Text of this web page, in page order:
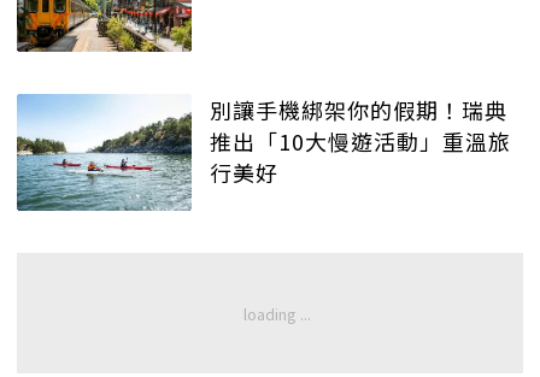
別讓手機綁架你的假期！瑞典
推出「10大慢遊活動」重溫旅
行美好